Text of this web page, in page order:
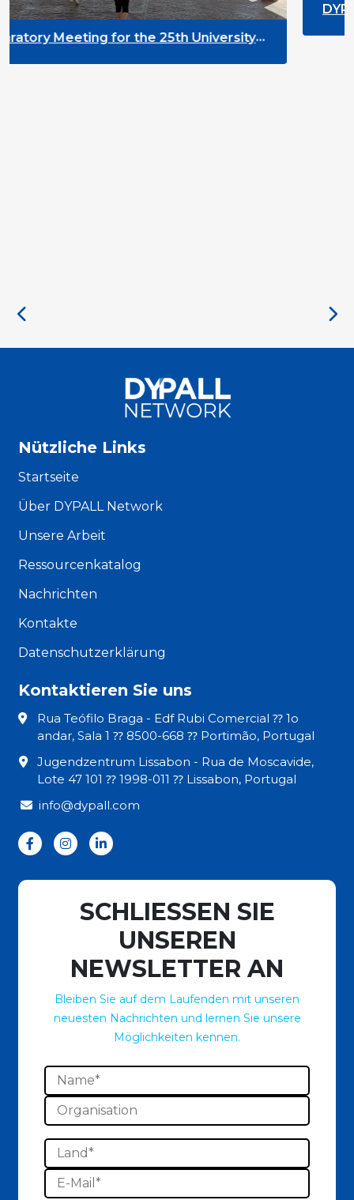
25th University
DYPALL Network at
2026 in Malta
Nützliche Links
Startseite
Über DYPALL Network
Unsere Arbeit
Ressourcenkatalog
Nachrichten
Kontakte
Datenschutzerklärung
Kontaktieren Sie uns
Rua Teófilo Braga - Edf Rubi Comercial ⁇ 1o
andar, Sala 1 ⁇ 8500-668 ⁇ Portimão, Portugal
Jugendzentrum Lissabon - Rua de Moscavide,
Lote 47 101 ⁇ 1998-011 ⁇ Lissabon, Portugal
info@dypall.com
SCHLIESSEN SIE
UNSEREN
NEWSLETTER AN
Bleiben Sie auf dem Laufenden mit unseren
neuesten Nachrichten und lernen Sie unsere
Möglichkeiten kennen.